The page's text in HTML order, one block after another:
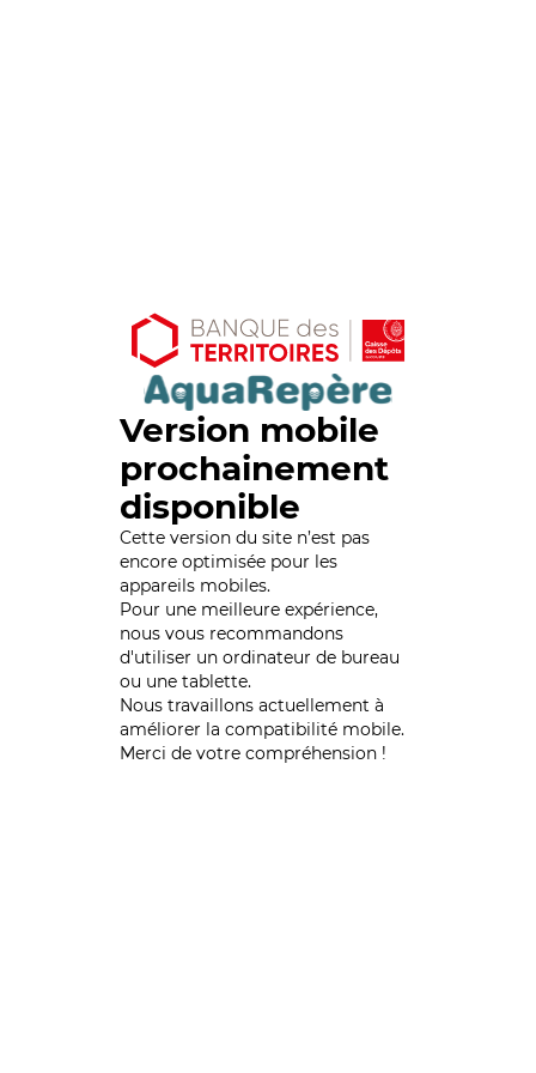
Version mobile
prochainement
disponible
Cette version du site n’est pas
encore optimisée pour les
appareils mobiles.
Pour une meilleure expérience,
nous vous recommandons
d'utiliser un ordinateur de bureau
ou une tablette.
Nous travaillons actuellement à
améliorer la compatibilité mobile.
Merci de votre compréhension !